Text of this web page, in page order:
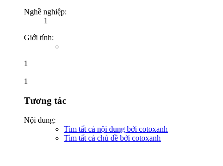
Nghề nghiệp:
1
Giới tính:
1
1
Tương tác
Nội dung:
Tìm tất cả nội dung bởi cotoxanh
Tìm tất cả chủ đề bởi cotoxanh